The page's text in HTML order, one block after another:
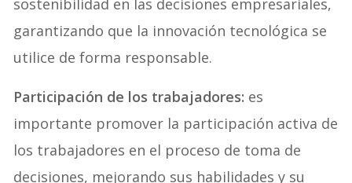
garantizando que la innovación tecnológica se
utilice de forma responsable.
Participación de los trabajadores: es
importante promover la participación activa de
los trabajadores en el proceso de toma de
decisiones, mejorando sus habilidades y su